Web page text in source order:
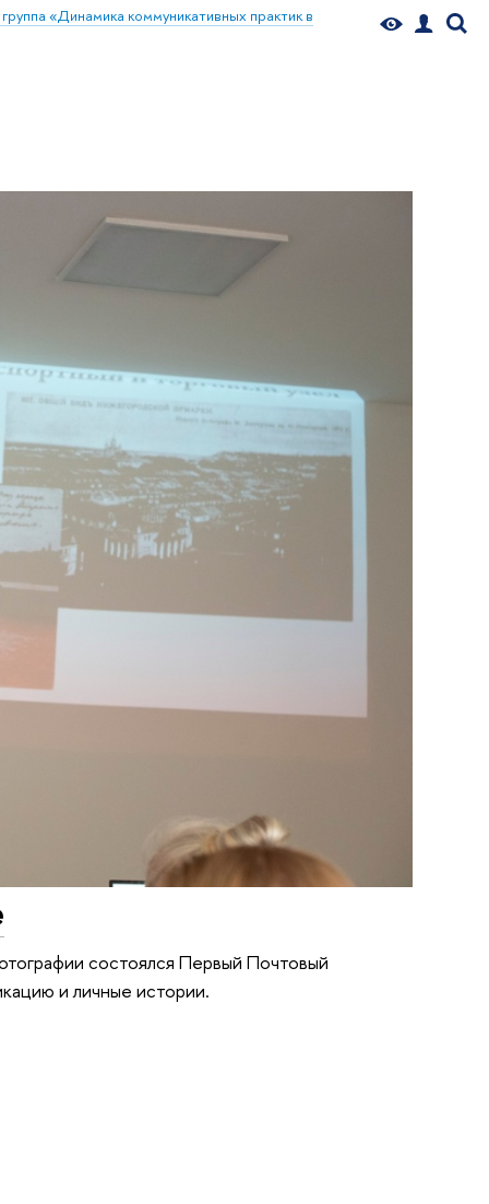
«Динамика коммуникативных практик в
состоялся Первый Почтовый
и личные истории.